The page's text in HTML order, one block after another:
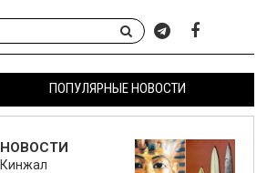
ПОПУЛЯРНЫЕ НОВОСТИ
НОВОСТИ
Кинжал